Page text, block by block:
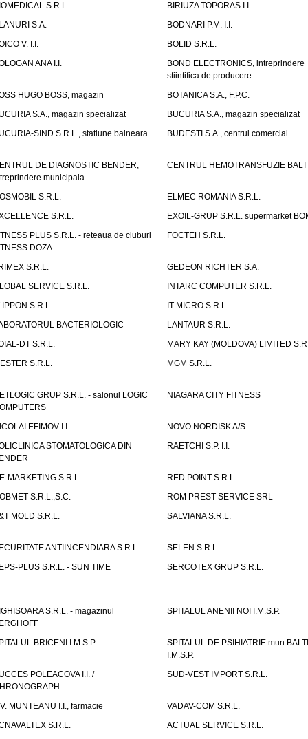
S.R.L.
BIRIUZA TOPORAS I.I.
S.A.
BODNARI P.M. I.I.
V. I.I.
BOLID S.R.L.
ANA I.I.
BOND ELECTRONICS, intreprindere
stiintifica de producere
HUGO BOSS, magazin
BOTANICA S.A., F.P.C.
S.A., magazin specializat
BUCURIA S.A., magazin specializat
SIND S.R.L., statiune balneara
BUDESTI S.A., centrul comercial
DE DIAGNOSTIC BENDER,
municipala
CENTRUL HEMOTRANSFUZIE
S.R.L.
ELMEC ROMANIA S.R.L.
S.R.L.
EXOIL-GRUP S.R.L. supermarket
PLUS S.R.L. - reteaua de cluburi
DOZA
FOCTEH S.R.L.
S.R.L.
GEDEON RICHTER S.A.
SERVICE S.R.L.
INTARC COMPUTER S.R.L.
IPPON S.R.L.
IT-MICRO S.R.L.
BACTERIOLOGIC
LANTAUR S.R.L.
DT S.R.L.
MARY KAY (MOLDOVA) LIMITED
S.R.L.
MGM S.R.L.
GRUP S.R.L. - salonul LOGIC
NIAGARA CITY FITNESS
EFIMOV I.I.
NOVO NORDISK A/S
STOMATOLOGICA DIN
RAETCHI S.P. I.I.
MARKETING S.R.L.
RED POINT S.R.L.
S.R.L.,S.C.
ROM PREST SERVICE SRL
MOLD S.R.L.
SALVIANA S.R.L.
ANTIINCENDIARA S.R.L.
SELEN S.R.L.
PLUS S.R.L. - SUN TIME
SERCOTEX GRUP S.R.L.
S.R.L. - magazinul
SPITALUL ANENII NOI I.M.S.P.
BRICENI I.M.S.P.
SPITALUL DE PSIHIATRIE mun.BALTI
I.M.S.P.
POLEACOVA I.I. /
SUD-VEST IMPORT S.R.L.
MUNTEANU I.I., farmacie
VADAV-COM S.R.L.
S.R.L.
ACTUAL SERVICE S.R.L.